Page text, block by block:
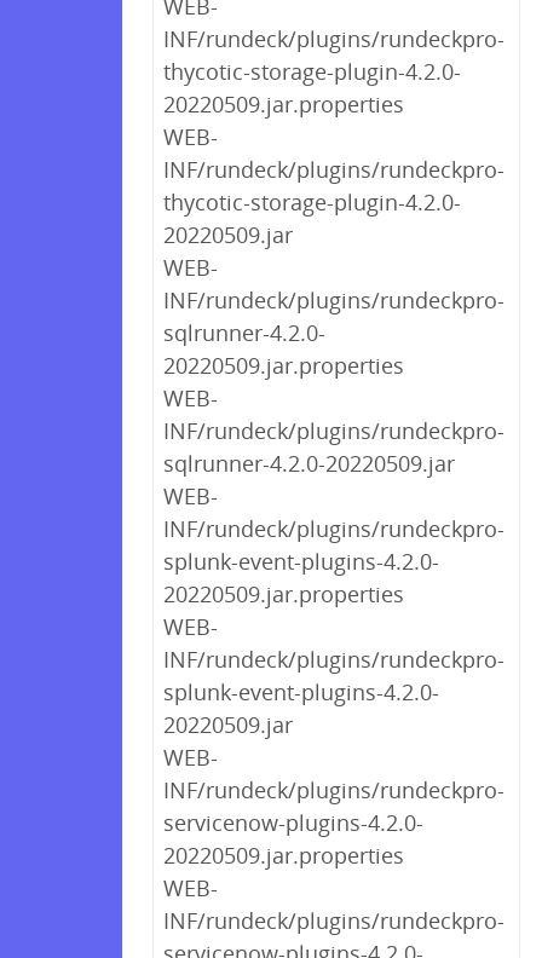
WEB-
INF/rundeck/plugins/rundeckpro-
thycotic-storage-plugin-4.2.0-
20220509.jar.properties
WEB-
INF/rundeck/plugins/rundeckpro-
thycotic-storage-plugin-4.2.0-
20220509.jar
WEB-
INF/rundeck/plugins/rundeckpro-
sqlrunner-4.2.0-
20220509.jar.properties
WEB-
INF/rundeck/plugins/rundeckpro-
sqlrunner-4.2.0-20220509.jar
WEB-
INF/rundeck/plugins/rundeckpro-
splunk-event-plugins-4.2.0-
20220509.jar.properties
WEB-
INF/rundeck/plugins/rundeckpro-
splunk-event-plugins-4.2.0-
20220509.jar
WEB-
INF/rundeck/plugins/rundeckpro-
servicenow-plugins-4.2.0-
20220509.jar.properties
WEB-
INF/rundeck/plugins/rundeckpro-